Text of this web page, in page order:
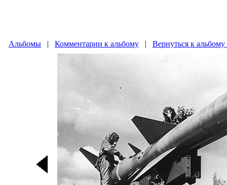
Альбомы | Комментарии к альбому | Вернуться к